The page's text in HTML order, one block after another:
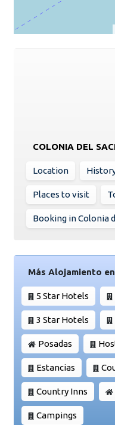
COLONIA DEL
Location
Places to visit
Booking in Colonia
Más Alojamiento
5 Star Hotels
3 Star Hotels
Posadas
Estancias
Country Inns
Campings